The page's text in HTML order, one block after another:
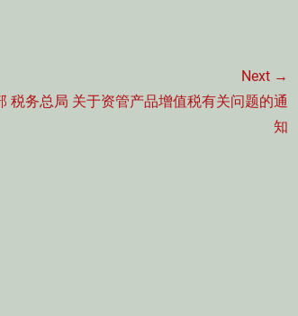
Next →
税务总局 关于资管产品增值税有关问题的通
知